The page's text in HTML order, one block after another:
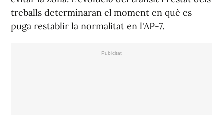
treballs determinaran el moment en què es
puga restablir la normalitat en l'AP-7.